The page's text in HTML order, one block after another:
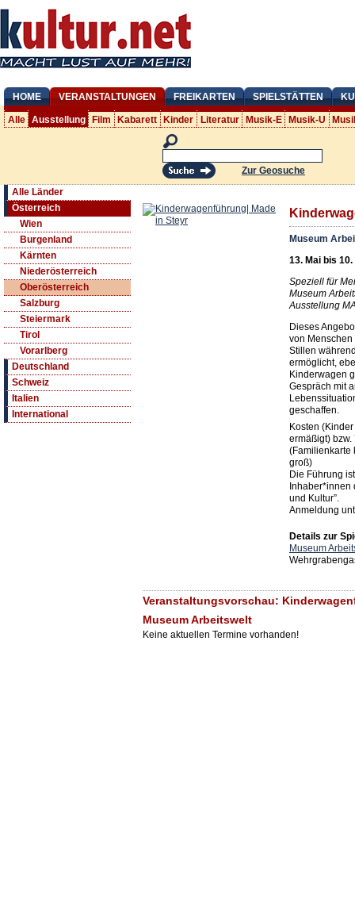
HOME VERANSTALTUNGEN FREIKARTEN SPIELSTÄTTEN
Alle Ausstellung Film Kabarett Kinder Literatur Musik-E Musik-U
Zur Geosuche
Alle Länder
Österreich
Wien
Burgenland
Kärnten
Niederösterreich
Oberösterreich
Salzburg
Steiermark
Tirol
Vorarlberg
Deutschland
Schweiz
Italien
International
Museum
13. Mai bis
Speziell für
Museum
Ausstellung
Dieses
von
Stillen
ermöglicht,
Kinderwagen
Gespräch mit
geschaffen.
Kosten
ermäßigt)
(Familienkarte
groß)
Die Führung
Inhaber*innen
und Kultur”.
Anmeldung
Details zur
Museum
Veranstaltungsvorschau:
Museum Arbeitswelt
Keine aktuellen Termine vorhanden!